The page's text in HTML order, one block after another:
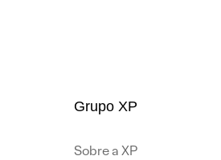
Grupo XP
Sobre a XP